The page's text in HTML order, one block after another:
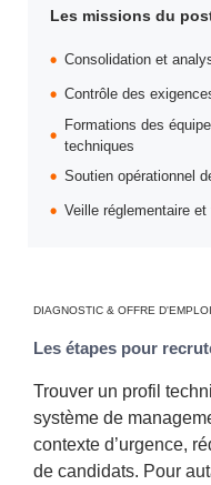
Les missions du
Consolidation et
Contrôle des
Formations des
techniques
Soutien opérationnel
Veille réglementaire
DIAGNOSTIC & OFFRE
Les étapes pour
Trouver un profil
système de
contexte d’urgence,
de candidats. Pour